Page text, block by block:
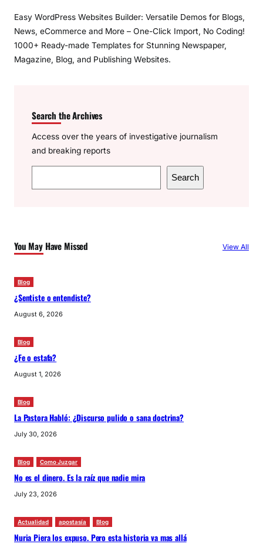
Easy WordPress Websites Builder: Versatile Demos for Blogs,
News, eCommerce and More – One-Click Import, No Coding!
1000+ Ready-made Templates for Stunning Newspaper,
Magazine, Blog, and Publishing Websites.
Search the Archives
Access over the years of investigative journalism
and breaking reports
e
h
Search
You May Have Missed View All
Blog
¿Sentiste o entendiste?
August 6, 2026
Blog
¿Fe o estafa?
August 1, 2026
Blog
La Pastora Habló: ¿Discurso pulido o sana doctrina?
July 30, 2026
Blog Como Juzgar
No es el dinero. Es la raíz que nadie mira
July 23, 2026
Actualidad apostasía Blog
Nuria Piera los expuso. Pero esta historia va mas allá